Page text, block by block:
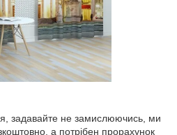
задавайте не замислюючись, ми
а потрібен прорахунок